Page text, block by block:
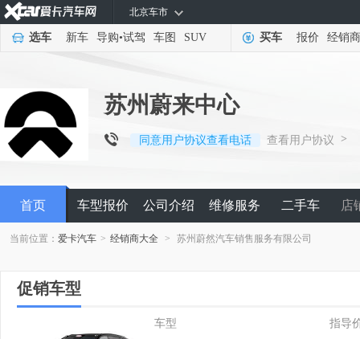
北京车市
选车 新车 导购•试驾 车图 SUV 买车 报价 经销商
苏州蔚来中心
同意用户协议查看电话 查看用户协议 >
首页 车型报价 公司介绍 维修服务 二手车 店
当前位置：爱卡汽车 > 经销商大全 > 苏州蔚然汽车销售服务有限公司
促销车型
车型 指导